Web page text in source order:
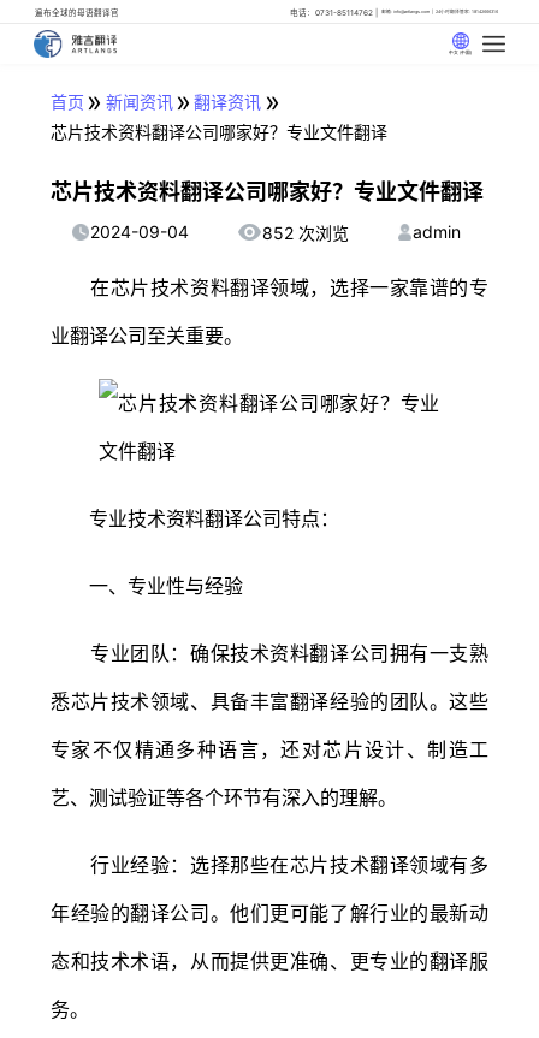
遍布全球的母语翻译官 电话：0731-85114762 邮箱: info@artlangs.com 24小时翻译管家: 18142666316
中文 (中国)
首页 » 新闻资讯» 翻译资讯 »
芯片技术资料翻译公司哪家好？专业文件翻译
芯片技术资料翻译公司哪家好？专业文件翻译
2024-09-04 852 次浏览 admin
在芯片技术资料翻译领域，选择一家靠谱的专
业翻译公司至关重要。
专业技术资料翻译公司特点：
一、专业性与经验
专业团队：确保技术资料翻译公司拥有一支熟
悉芯片技术领域、具备丰富翻译经验的团队。这些
专家不仅精通多种语言，还对芯片设计、制造工
艺、测试验证等各个环节有深入的理解。
行业经验：选择那些在芯片技术翻译领域有多
年经验的翻译公司。他们更可能了解行业的最新动
态和技术术语，从而提供更准确、更专业的翻译服
务。